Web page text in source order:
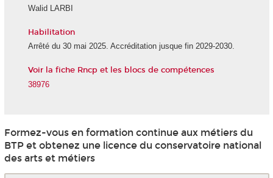
Walid LARBI
Habilitation
Arrêté du 30 mai 2025. Accréditation jusque fin 2029-2030.
Voir la fiche Rncp et les blocs de compétences
38976
Formez-vous en formation continue aux métiers du
BTP et obtenez une licence du conservatoire national
des arts et métiers